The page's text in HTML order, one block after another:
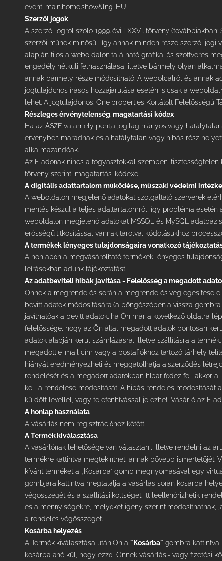
event=main.home.show&lng=HU
Szerzői jogok
A szerzői jogról szóló 1999. évi LXXVI. törvény
szerzői műnek minősül, így annak minden része szerzői jogi
alapján tilos a weboldalon található grafikai és szoftveres
engedély nélküli felhasználása, illetve bármely olyan
annak bármely része módosítható. A weboldalról és annak
jogtulajdonos írásos hozzájárulása esetén is csak a
lehet. A jogtulajdonos: One properties Korlátolt Felelősségű
Részleges érvénytelenség, magatartási kódex
Ha az ÁSZF valamely pontja jogilag hiányos vagy
érvényben maradnak és a hatálytalan vagy hibás rész
alkalmazandóak.
Az Eladónak nincs a fogyasztókkal szembeni
törvény szerinti magatartási kódexe.
A digitális adattartalom működése, műszaki védelmi
A weboldalon megjelenő adatokat szolgáltató szerverek
mentés készül a teljes adattartalomról, így probléma esetén
weboldalon megjelenő adatokat MSSQL és MySQL
erősségű titkosítással vannak tárolva, kódolásukhoz
A termékek lényeges tulajdonságaira vonatkozó
A honlapon a megvásárolható termékek lényeges
leírásokban adunk tájékoztatást.
Az adatbeviteli hibák javítása - Felelősség a megadott
Önnek a megrendelés során a megrendelés véglegesítése
bevitt adatok módosítására (a böngészőben a vissza
javíthatóak a bevitt adatok, ha Ön már a következő oldalra
felelőssége, hogy az Ön által megadott adatok pontosan
adatok alapján kerül számlázásra, illetve szállításra a
megadott e-mail cím vagy a postafiókhoz tartozó tárhely
hiányát eredményezheti és meggátolhatja a szerződés
rendelését és a megadott adatokban hibát fedez fel, akkor
kell a rendelése módosítását. A hibás rendelés
küldött levéllel, vagy telefonhívással jelezheti Vásárló az
A honlap használata
A vásárlás nem regisztrációhoz kötött.
A Termék kiválasztása
A vásárlónak lehetősége van választani, illetve rendelni az
termékre kattintva megtekintheti annak bővebb ismertetőjét.
kívánt terméket a „Kosárba” gomb megnyomásával egy
gombjára kattintva megtalálja a vásárlás során kosárba
végösszegét és a szállítási költséget. Itt leellenőrizhetik
és a mennyiségekre, melyeket igény szerint módosíthatnak,
a rendelés végösszegét.
Kosárba helyezés
A Termék kiválasztása után Ön a "Kosárba" gombra kattintva
kosárba anélkül, hogy ezzel Önnek vásárlási- vagy fizetési